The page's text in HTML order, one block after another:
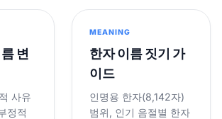
변
사유
정적
MEANING
한자 이름 짓기 가
이드
인명용 한자(8,142자)
범위, 인기 음절별 한자